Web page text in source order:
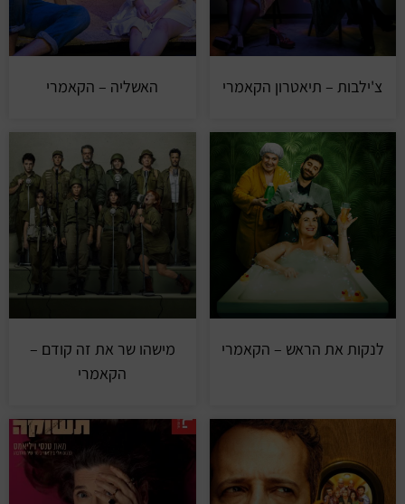
צ'ילבות – תיאטרון הקאמרי האשליה – הקאמרי
לנקות את הראש – הקאמרי
מישהו שר את זה קודם –
הקאמרי